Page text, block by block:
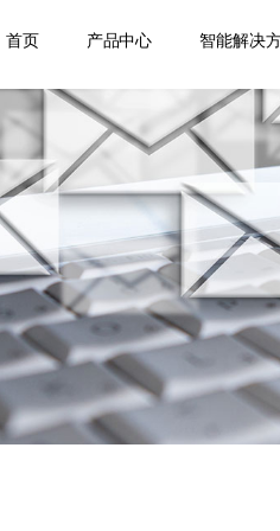
首页 产品中心
焊缝跟踪 焊缝
专
机
统
激光位移 激光
点式
线式
轮廓
焊缝
焊缝
焊接相机 焊接
空间定位 空间
其他产品 机器
通用
监控
智能解决